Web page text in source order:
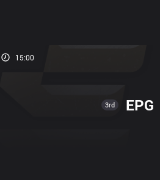
15:00
3rd EPG